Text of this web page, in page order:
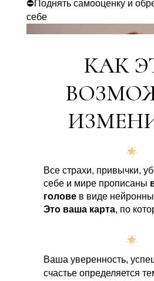
⛔Поднять самооценку и
себе
КАК
Ваша уверенность,
счастье определяется
Все страхи, привычки,
себе и мире прописаны
голове в виде
Это ваша карта, по